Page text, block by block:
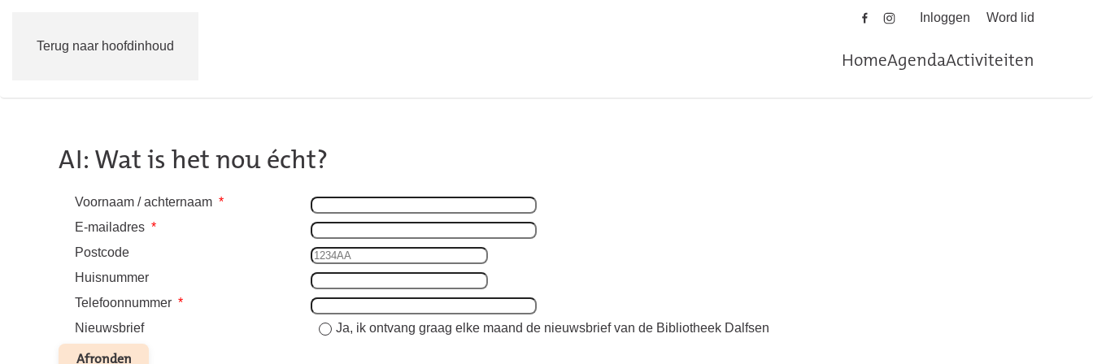
Terug naar hoofdinhoud
Inloggen Word lid
HomeAgendaActiviteiten
AI: Wat is het nou écht?
Voornaam / achternaam *
E-mailadres *
Postcode
Huisnummer
Telefoonnummer *
Nieuwsbrief
Ja, ik ontvang graag elke maand de nieuwsbrief van de Bibliotheek Dalfsen